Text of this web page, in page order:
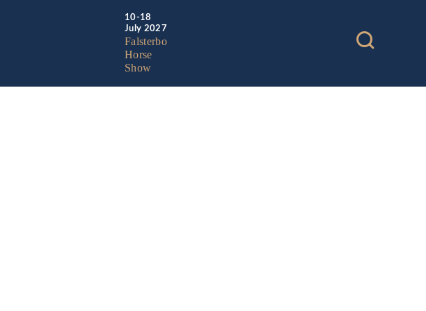
10-18
July 2027
Falsterbo
Horse
Show